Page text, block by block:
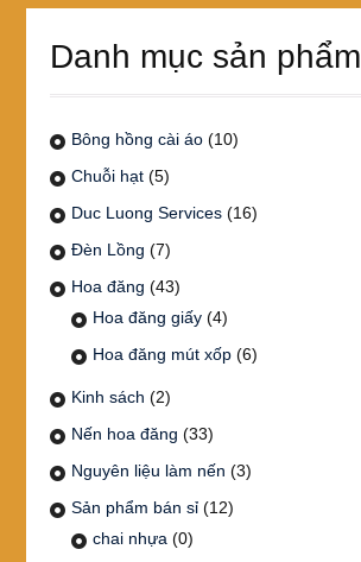
Danh mục sản phẩm
Bông hồng cài áo (10)
Chuỗi hạt (5)
Duc Luong Services (16)
Đèn Lồng (7)
Hoa đăng (43)
Hoa đăng giấy (4)
Hoa đăng mút xốp (6)
Kinh sách (2)
Nến hoa đăng (33)
Nguyên liệu làm nến (3)
Sản phẩm bán sỉ (12)
chai nhựa (0)